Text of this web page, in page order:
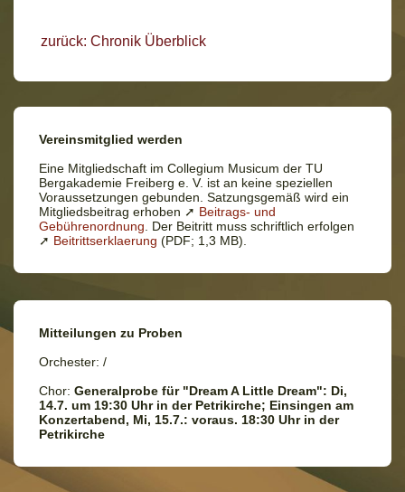
zurück: Chronik Überblick
Vereinsmitglied werden
Eine Mitgliedschaft im Collegium Musicum der TU
Bergakademie Freiberg e. V. ist an keine speziellen
Voraussetzungen gebunden. Satzungsgemäß wird ein
Mitgliedsbeitrag erhoben ➚ Beitrags- und
Gebührenordnung . Der Beitritt muss schriftlich erfolgen
➚ Beitrittserklaerung (PDF; 1,3 MB).
Mitteilungen zu Proben
Orchester: /
Chor: Generalprobe für "Dream A Little Dream": Di,
14.7. um 19:30 Uhr in der Petrikirche; Einsingen am
Konzertabend, Mi, 15.7.: voraus. 18:30 Uhr in der
Petrikirche